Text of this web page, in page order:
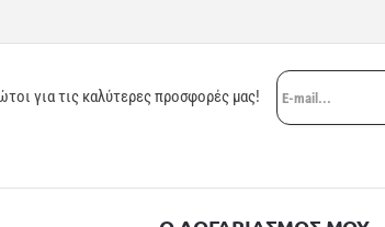
για τις καλύτερες προσφορές μας!
E-
mail...